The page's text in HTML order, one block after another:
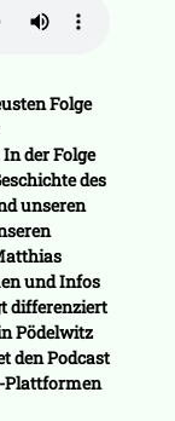
Folge
der Folge
des
unseren
und Infos
differenziert
Pödelwitz
den Podcast
Plattformen